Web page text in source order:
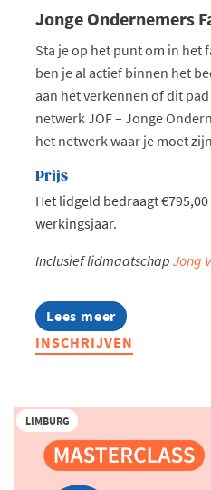
Jonge Ondernemers
Sta je op het punt om in het
ben je al actief binnen het
aan het verkennen of dit
netwerk JOF – Jonge
het netwerk waar je moet
Prijs
Het lidgeld bedraagt
werkingsjaar.
Inclusief lidmaatschap Jong
Lees meer
about
Jonge
Ondernemers
INSCHRIJVEN
LIMBURG